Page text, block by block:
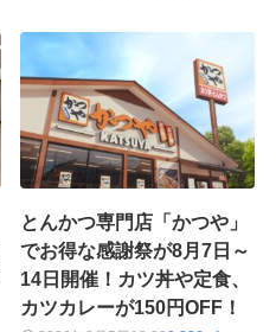
とんかつ専門店「かつや」
でお得な感謝祭が8月7日～
14日開催！カツ丼や定食、
カツカレーが150円OFF！